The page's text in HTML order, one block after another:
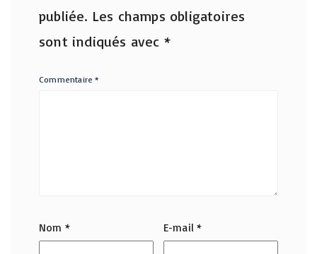
publiée. Les champs obligatoires
sont indiqués avec *
Commentaire*
Nom * E-mail*